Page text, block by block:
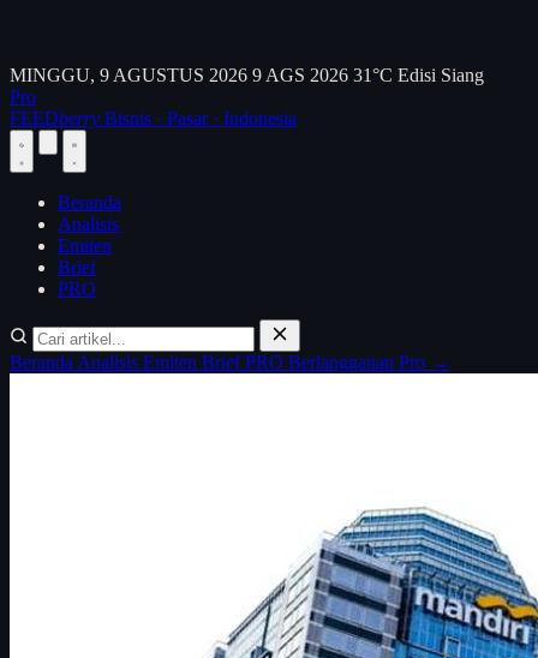
MINGGU, 9 AGUSTUS 2026 9 AGS 2026 31°C Edisi Siang
Pro
FEEDberry Bisnis · Pasar · Indonesia
Beranda
Analisis
Emiten
Brief
PRO
Beranda Analisis Emiten BriefPRO Berlangganan Pro →